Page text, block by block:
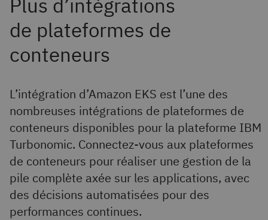
L’intégration d’Amazon EKS est l’une des
nombreuses intégrations de plateformes de
conteneurs disponibles pour la plateforme IBM
Turbonomic. Connectez-vous aux plateformes
de conteneurs pour réaliser une gestion de la
pile complète axée sur les applications, avec
des décisions automatisées pour des
performances continues.